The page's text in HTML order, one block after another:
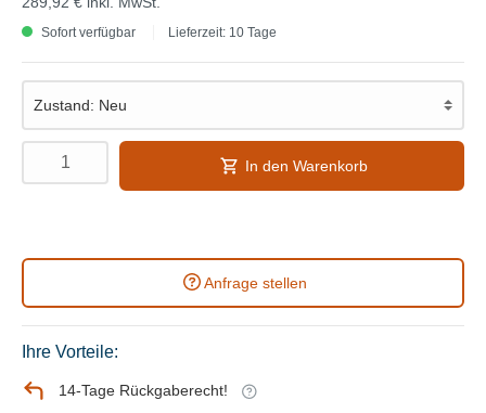
Sofort verfügbar Lieferzeit: 10 Tage
In den Warenkorb
Anfrage stellen
Ihre Vorteile:
14-Tage Rückgaberecht!